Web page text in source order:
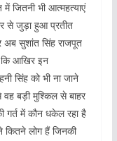
जितनी भी आत्महत्याएं
से जुड़ा हुआ प्रतीत
अब सुशांत सिंह राजपूत
आखिर इन
सिंह को भी ना जाने
बड़ी मुश्किल से बाहर
में कौन धकेल रहा है
कितने लोग हैं जिनकी